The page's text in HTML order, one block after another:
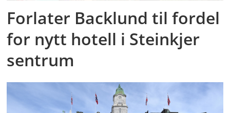
Forlater Backlund til fordel
for nytt hotell i Steinkjer
sentrum